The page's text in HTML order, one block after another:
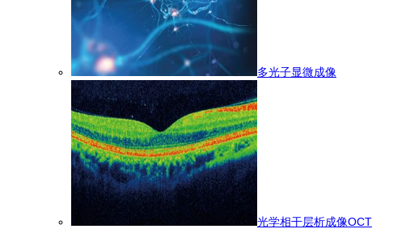
多光子显微成像
光学相干层析成像OCT